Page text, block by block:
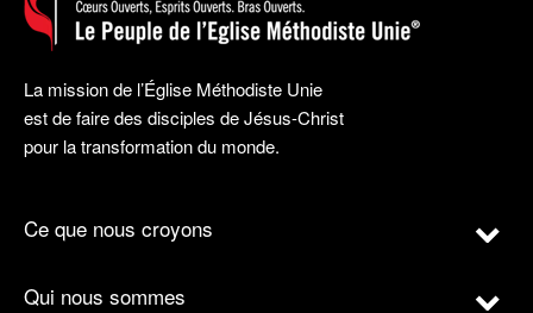
La mission de l’Église Méthodiste Unie
est de faire des disciples de Jésus-Christ
pour la transformation du monde.
Ce que nous croyons
Qui nous sommes